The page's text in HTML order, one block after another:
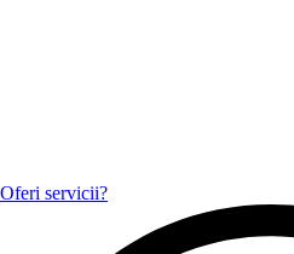
Oferi servicii?